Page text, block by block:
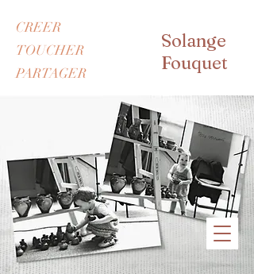
CREER
TOUCHER
PARTAGER
Solange
Fouquet